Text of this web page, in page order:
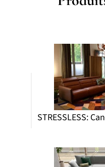
STRESSLESS: